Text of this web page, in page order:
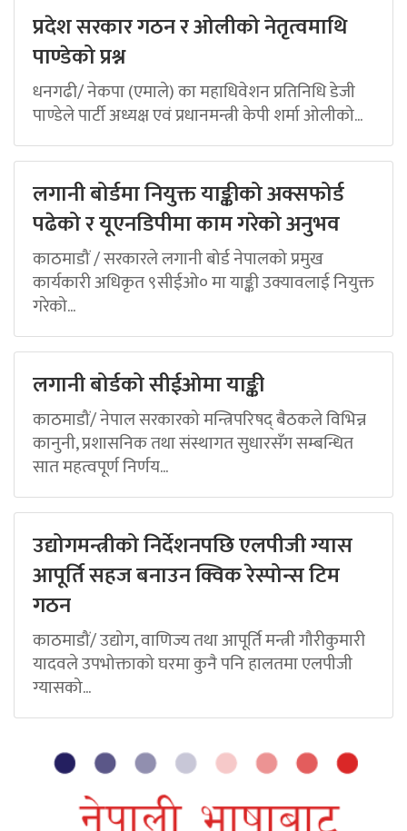
प्रदेश सरकार गठन र ओलीको नेतृत्वमाथि
पाण्डेको प्रश्न
धनगढी/ नेकपा (एमाले) का महाधिवेशन प्रतिनिधि डेजी
पाण्डेले पार्टी अध्यक्ष एवं प्रधानमन्त्री केपी शर्मा ओलीको...
लगानी बोर्डमा नियुक्त याङ्कीको अक्सफोर्ड
पढेको र यूएनडिपीमा काम गरेको अनुभव
काठमाडौं / सरकारले लगानी बोर्ड नेपालको प्रमुख
कार्यकारी अधिकृत ९सीईओ० मा याङ्की उक्यावलाई नियुक्त
गरेको...
लगानी बोर्डको सीईओमा याङ्की
काठमाडौं/ नेपाल सरकारको मन्त्रिपरिषद् बैठकले विभिन्न
कानुनी, प्रशासनिक तथा संस्थागत सुधारसँग सम्बन्धित
सात महत्वपूर्ण निर्णय...
उद्योगमन्त्रीको निर्देशनपछि एलपीजी ग्यास
आपूर्ति सहज बनाउन क्विक रेस्पोन्स टिम
गठन
काठमाडौं/ उद्योग, वाणिज्य तथा आपूर्ति मन्त्री गौरीकुमारी
यादवले उपभोक्ताको घरमा कुनै पनि हालतमा एलपीजी
ग्यासको...